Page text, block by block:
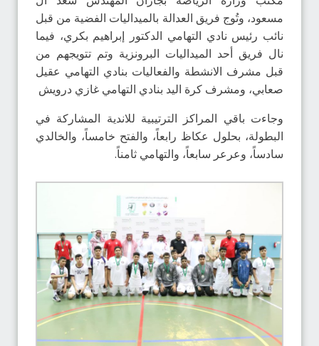
مسعود، وتُوج فريق العدالة بالميداليات الفضية من قبل
نائب رئيس نادي التهامي الدكتور إبراهيم بكري، فيما
نال فريق أحد الميداليات البرونزية وتم تتويجهم من
قبل مشرف الانشطة والفعاليات بنادي التهامي عقيل
صعابي، ومشرف كرة اليد بنادي التهامي غازي درويش
وجاءت باقي المراكز الترتيبية للاندية المشاركة في
البطولة، بحلول عكاظ رابعاً، والفتح خامساً، والخالدي
سادساً، وعرعر سابعاً، والتهامي ثامناً.